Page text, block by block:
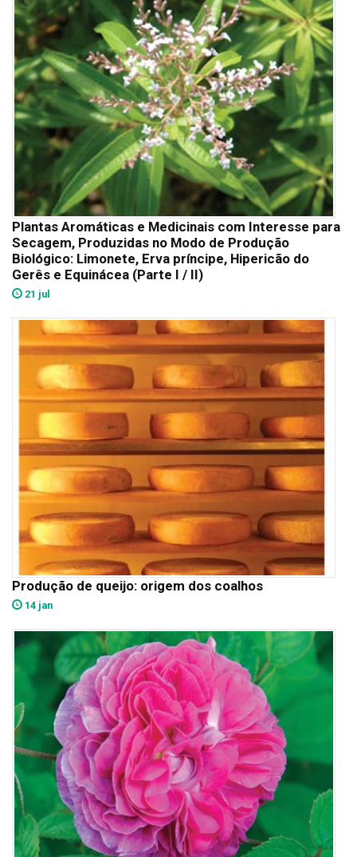
Plantas Aromáticas e Medicinais com Interesse para
Secagem, Produzidas no Modo de Produção
Biológico: Limonete, Erva príncipe, Hipericão do
Gerês e Equinácea (Parte I / II)
21 jul
Produção de queijo: origem dos coalhos
14 jan